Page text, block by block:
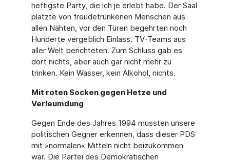
heftigste Party, die ich je erlebt habe. Der Saal
platzte von freudetrunkenen Menschen aus
allen Nähten, vor den Türen begehrten noch
Hunderte vergeblich Einlass. TV-Teams aus
aller Welt berichteten. Zum Schluss gab es
dort nichts, aber auch gar nicht mehr zu
trinken. Kein Wasser, kein Alkohol, nichts.
Mit roten Socken gegen Hetze und
Verleumdung
Gegen Ende des Jahres 1994 mussten unsere
politischen Gegner erkennen, dass dieser PDS
mit »normalen« Mitteln nicht beizukommen
war. Die Partei des Demokratischen